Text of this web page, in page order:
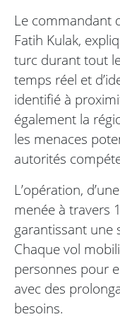
Le commandant
Fatih Kulak,
turc durant tout
temps réel et
identifié à
également la
les menaces
autorités
L’opération,
menée à travers
garantissant une
Chaque vol
personnes pour
avec des
besoins.